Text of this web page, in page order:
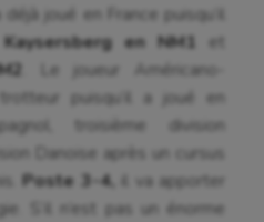
joué en France puisqu’il
Kaysersberg en NM1 et
. Le joueur Américano-
puisqu’il a joué en
troisième division
Danoise après un cursus
Poste 3-4,
il va apporter
S’il n’est pas un énorme